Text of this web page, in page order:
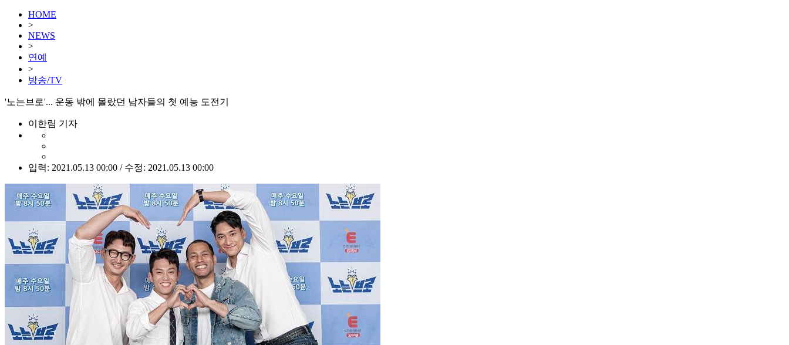
HOME
>
NEWS
>
연예
>
방송/TV
'노는브로'... 운동 밖에 몰랐던 남자들의 첫 예능 도전기
이한림 기자
입력: 2021.05.13 00:00 / 수정: 2021.05.13 00:00